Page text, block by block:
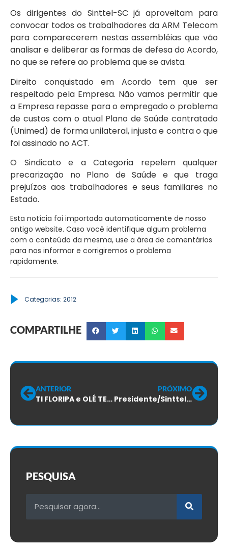
Os dirigentes do Sinttel-SC já aproveitam para
convocar todos os trabalhadores da ARM Telecom
para comparecerem nestas assembléias que vão
analisar e deliberar as formas de defesa do Acordo,
no que se refere ao problema que se avista.
Direito conquistado em Acordo tem que ser
respeitado pela Empresa. Não vamos permitir que
a Empresa repasse para o empregado o problema
de custos com o atual Plano de Saúde contratado
(Unimed) de forma unilateral, injusta e contra o que
foi assinado no ACT.
O Sindicato e a Categoria repelem qualquer
precarização no Plano de Saúde e que traga
prejuízos aos trabalhadores e seus familiares no
Estado.
Esta notícia foi importada automaticamente de nosso
antigo website. Caso você identifique algum problema
com o conteúdo da mesma, use a área de comentários
para nos informar e corrigiremos o problema
rapidamente.
Categorias: 2012
COMPARTILHE
ANTERIOR
TI FLORIPA e OLÉ TELECOM
PRÓXIMO
Presidente/Sinttel-SC dá entrevista na Record News – 24/02/2010
PESQUISA